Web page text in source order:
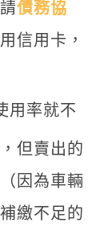
債務協
信用卡，
用率就不
但賣出的
因為車輛
繳不足的